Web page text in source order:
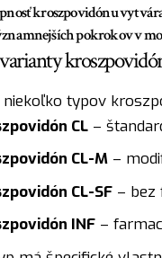
kroszpovidónu
pokrokov v
niekoľko typov
CL–
CL-M–
CL-SF– bez
INF–